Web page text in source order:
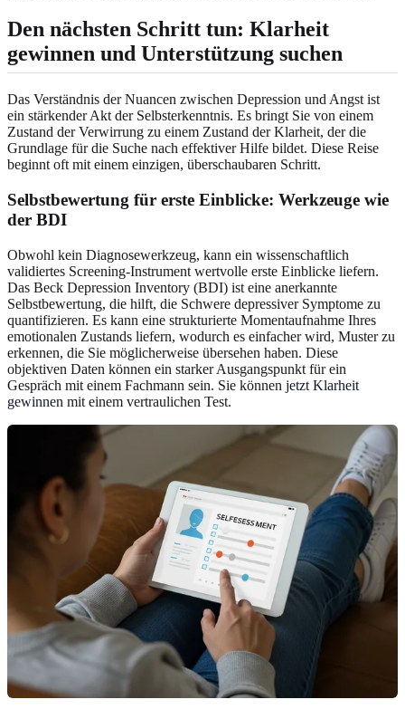
Den nächsten Schritt tun: Klarheit
gewinnen und Unterstützung suchen
Das Verständnis der Nuancen zwischen Depression und Angst ist
ein stärkender Akt der Selbsterkenntnis. Es bringt Sie von einem
Zustand der Verwirrung zu einem Zustand der Klarheit, der die
Grundlage für die Suche nach effektiver Hilfe bildet. Diese Reise
beginnt oft mit einem einzigen, überschaubaren Schritt.
Selbstbewertung für erste Einblicke: Werkzeuge wie
der BDI
Obwohl kein Diagnosewerkzeug, kann ein wissenschaftlich
validiertes Screening-Instrument wertvolle erste Einblicke liefern.
Das Beck Depression Inventory (BDI) ist eine anerkannte
Selbstbewertung, die hilft, die Schwere depressiver Symptome zu
quantifizieren. Es kann eine strukturierte Momentaufnahme Ihres
emotionalen Zustands liefern, wodurch es einfacher wird, Muster zu
erkennen, die Sie möglicherweise übersehen haben. Diese
objektiven Daten können ein starker Ausgangspunkt für ein
Gespräch mit einem Fachmann sein. Sie können jetzt Klarheit
gewinnen mit einem vertraulichen Test.